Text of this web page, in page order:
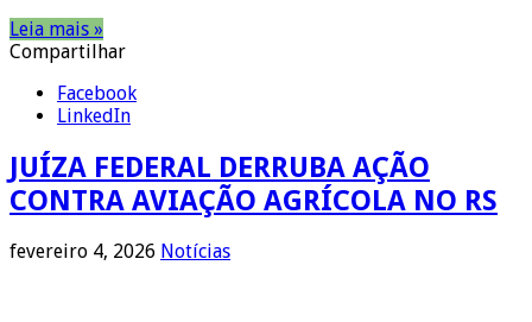
Leia mais »
Compartilhar
Facebook
LinkedIn
JUÍZA FEDERAL DERRUBA AÇÃO
CONTRA AVIAÇÃO AGRÍCOLA NO RS
fevereiro 4, 2026 Notícias